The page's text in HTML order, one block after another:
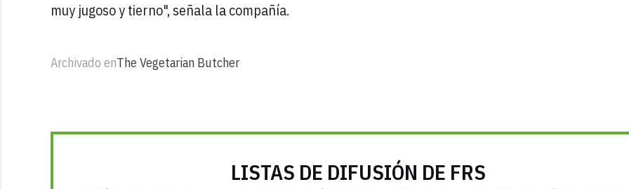
muy jugoso y tierno", señala la compañía.
Archivado enThe Vegetarian Butcher
LISTAS DE DIFUSIÓN DE FRS